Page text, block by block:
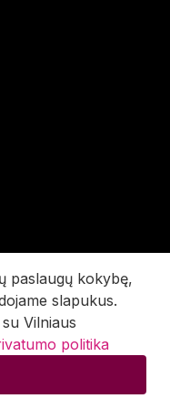
paslaugų kokybę,
slapukus.
Vilniaus
politika